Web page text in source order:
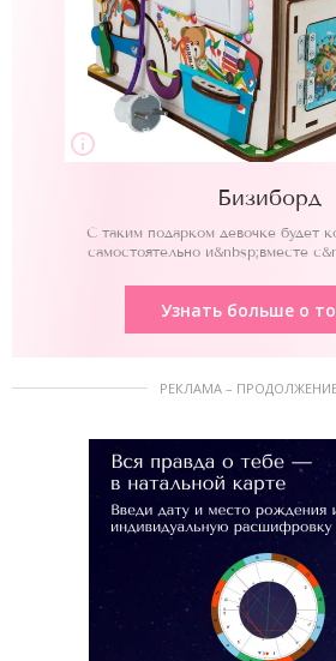
Бизиборд
С таким подарком девочке будет
самостоятельно и&nbsp;вместе
Узнать больше о
РЕКЛАМА –